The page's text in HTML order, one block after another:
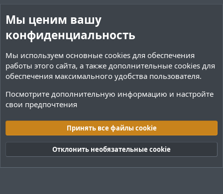
Cookies Тёмная (2020)
Русский (RU)
Обратная связь
Условия и правила
Политика конфиденциальности
Помощь
R
Мы ценим вашу
конфиденциальность
Мы используем основные cookies для обеспечения
работы этого сайта, а также дополнительные cookies для
обеспечения максимального удобства пользователя.
Посмотрите дополнительную информацию и настройте
свои предпочтения
Принять все файлы cookie
Отклонить необязательные cookie